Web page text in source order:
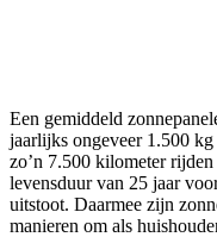
Een gemiddeld
jaarlijks ongeveer 1.500
zo’n 7.500 kilometer
levensduur van 25 jaar
uitstoot. Daarmee zijn
manieren om als